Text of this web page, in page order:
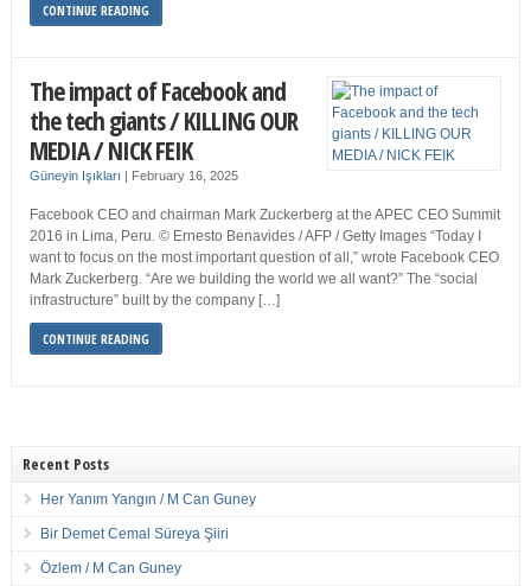
CONTINUE READING
The impact of Facebook and
the tech giants / KILLING OUR
MEDIA / NICK FEIK
Güneyin Işıkları | February 16, 2025
Facebook CEO and chairman Mark Zuckerberg at the APEC CEO Summit
2016 in Lima, Peru. © Ernesto Benavides / AFP / Getty Images “Today I
want to focus on the most important question of all,” wrote Facebook CEO
Mark Zuckerberg. “Are we building the world we all want?” The “social
infrastructure” built by the company […]
CONTINUE READING
Recent Posts
Her Yanım Yangın / M Can Guney
Bir Demet Cemal Süreya Şiiri
Özlem / M Can Guney